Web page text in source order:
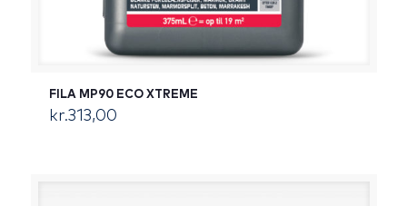
FILA MP90 ECO XTREME
kr.313,00